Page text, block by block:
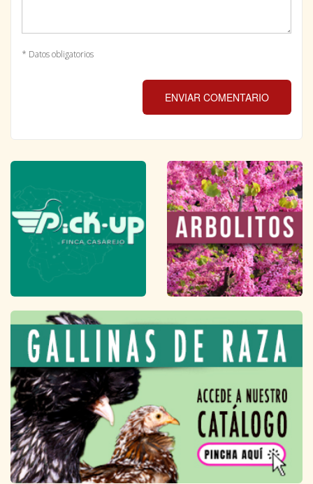
* Datos obligatorios
ENVIAR COMENTARIO